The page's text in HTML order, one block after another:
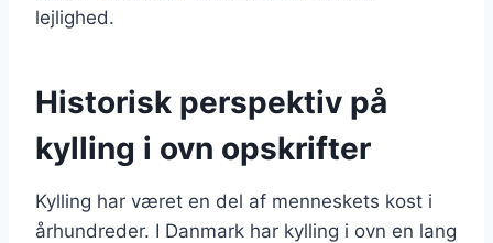
lejlighed.
Historisk perspektiv på
kylling i ovn opskrifter
Kylling har været en del af menneskets kost i
århundreder. I Danmark har kylling i ovn en lang